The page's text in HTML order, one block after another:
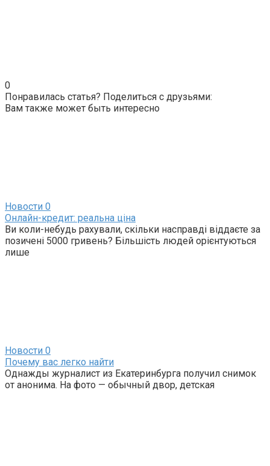
0
Понравилась статья? Поделиться с друзьями:
Вам также может быть интересно
Новости 0
Онлайн-кредит: реальна ціна
Ви коли-небудь рахували, скільки насправді віддаєте за
позичені 5000 гривень? Більшість людей орієнтуються
лише
Новости 0
Почему вас легко найти
Однажды журналист из Екатеринбурга получил снимок
от анонима. На фото — обычный двор, детская